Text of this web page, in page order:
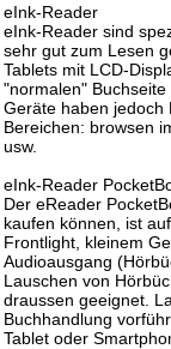
eInk-Reader
eInk-Reader sind
sehr gut zum Lesen
Tablets mit LCD-
"normalen"
Geräte haben jedoch
Bereichen: browsen
usw.
eInk-Reader
Der eReader
kaufen können, ist
Frontlight, kleinem
Audioausgang
Lauschen von
draussen geeignet.
Buchhandlung
Tablet oder